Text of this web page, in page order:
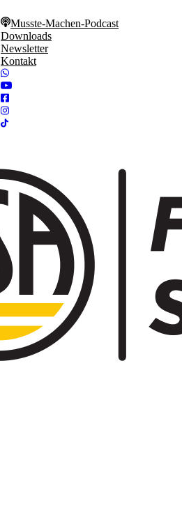
Musste-Machen-Podcast
Downloads
Newsletter
Kontakt